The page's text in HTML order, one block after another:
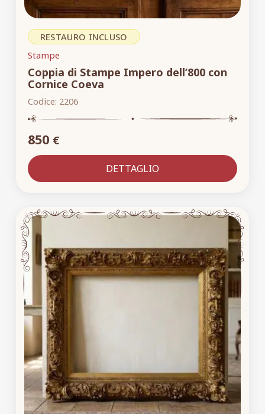
RESTAURO INCLUSO
Stampe
Coppia di Stampe Impero dell’800 con
Cornice Coeva
Codice: 2206
850 €
DETTAGLIO